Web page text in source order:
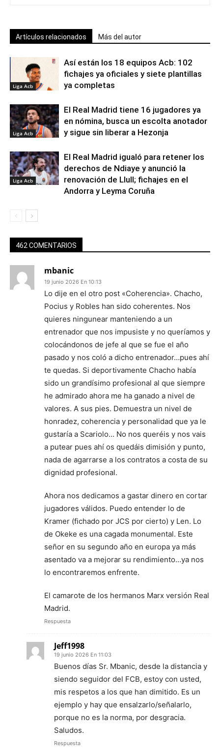
Artículos relacionados Más del autor
Liga Acb
Así están los 18 equipos Acb: 102
fichajes ya oficiales y siete plantillas
ya completas
Liga Acb
El Real Madrid tiene 16 jugadores ya
en nómina, busca un escolta anotador
y sigue sin liberar a Hezonja
Liga Acb
El Real Madrid igualó para retener los
derechos de Ndiaye y anunció la
renovación de Llull; fichajes en el
Andorra y Leyma Coruña
462 COMENTARIOS
mbanic
19 junio 2026 En 10:13
Lo dije en el otro post «Coherencia». Chacho,
Pocius y Robles han sido coherentes. Nos
quieres ningunear manteniendo a un
entrenador que nos impusiste y no queríamos y
colocándonos de jefe al que se fue el año
pasado y nos coló a dicho entrenador…pues ahí
te quedas. Si deportivamente Chacho había
sido un grandísimo profesional al que siempre
he admirado ahora me ha ganado a nivel de
valores. A sus pies. Demuestra un nivel de
honradez, coherencia y personalidad que ya le
gustaría a Scariolo… No nos queréis y nos vais
a putear pues ahí os quedáis dimisión y punto,
nada de agarrarse a los contratos a costa de su
dignidad profesional.
Ahora nos dedicamos a gastar dinero en cortar
jugadores válidos. Puedo entender lo de
Kramer (fichado por JCS por cierto) y Len. Lo
de Okeke es una cagada monumental. Este
señor en su segundo año en europa ya más
asentado va a mejorar su rendimiento…ya nos
lo encontraremos enfrente.
El camarote de los hermanos Marx versión Real
Madrid.
Respuesta
Jeff1998
19 junio 2026 En 11:03
Buenos días Sr. Mbanic, desde la distancia y
siendo seguidor del FCB, estoy con usted,
mis respetos a los que han dimitido. Es un
ejemplo y hay que ensalzarlo/señalarlo,
porque no es la norma, por desgracia.
Saludos.
Respuesta